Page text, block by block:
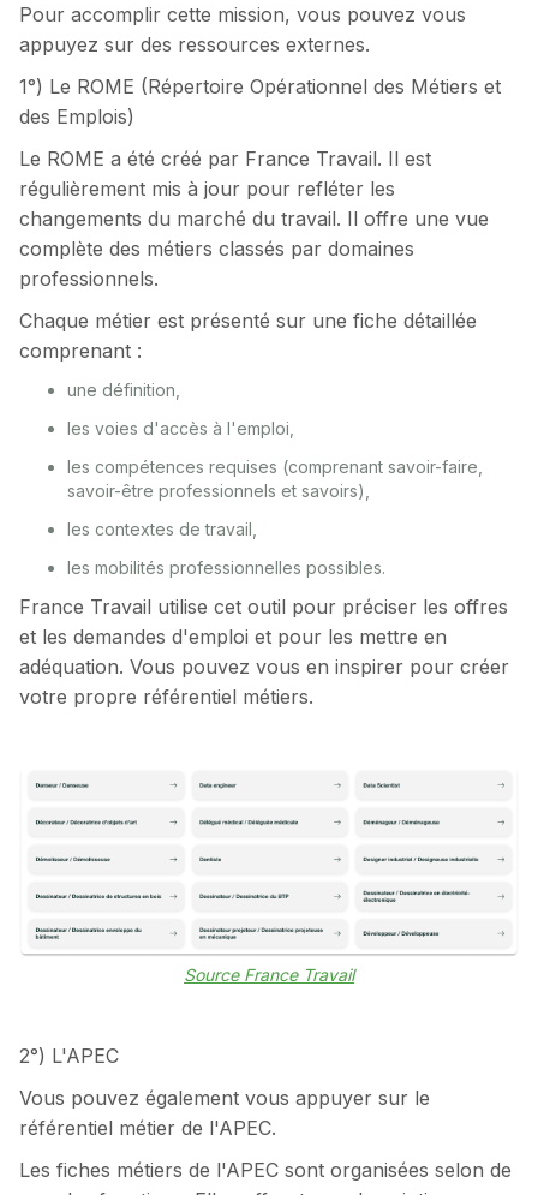
Pour accomplir cette mission, vous pouvez vous
appuyez sur des ressources externes.
1°) Le ROME (Répertoire Opérationnel des Métiers et
des Emplois)
Le ROME a été créé par France Travail. Il est
régulièrement mis à jour pour refléter les
changements du marché du travail. Il offre une vue
complète des métiers classés par domaines
professionnels.
Chaque métier est présenté sur une fiche détaillée
comprenant :
une définition,
les voies d'accès à l'emploi,
les compétences requises (comprenant savoir-faire,
savoir-être professionnels et savoirs),
les contextes de travail,
les mobilités professionnelles possibles.
France Travail utilise cet outil pour préciser les offres
et les demandes d'emploi et pour les mettre en
adéquation. Vous pouvez vous en inspirer pour créer
votre propre référentiel métiers.
Source France Travail
2°) L'APEC
Vous pouvez également vous appuyer sur le
référentiel métier de l'APEC.
Les fiches métiers de l'APEC sont organisées selon de